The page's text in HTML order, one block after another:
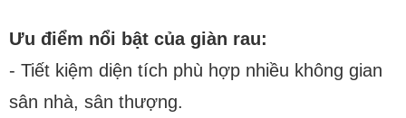
Ưu điểm nổi bật của giàn rau:
- Tiết kiệm diện tích phù hợp nhiều không gian
sân nhà, sân thượng.